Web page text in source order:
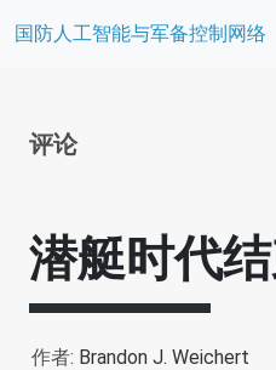
国防人工智能与军备控制网络
评论
潜艇时代
作者: Brandon J. Weichert